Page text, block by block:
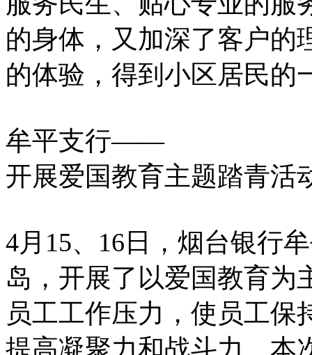
的身体，又加深了客户的
的体验，得到小区居民的
牟平支行——
开展爱国教育主题踏青活
4月15、16日，烟台银行
岛，开展了以爱国教育为
员工工作压力，使员工保
提高凝聚力和战斗力。本